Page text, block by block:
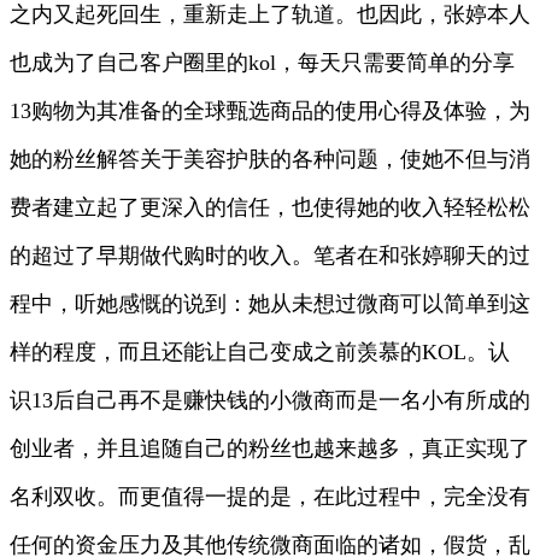
之内又起死回生，重新走上了轨道。也因此，张婷本人
也成为了自己客户圈里的kol，每天只需要简单的分享
13购物为其准备的全球甄选商品的使用心得及体验，为
她的粉丝解答关于美容护肤的各种问题，使她不但与消
费者建立起了更深入的信任，也使得她的收入轻轻松松
的超过了早期做代购时的收入。笔者在和张婷聊天的过
程中，听她感慨的说到：她从未想过微商可以简单到这
样的程度，而且还能让自己变成之前羡慕的KOL。认
识13后自己再不是赚快钱的小微商而是一名小有所成的
创业者，并且追随自己的粉丝也越来越多，真正实现了
名利双收。而更值得一提的是，在此过程中，完全没有
任何的资金压力及其他传统微商面临的诸如，假货，乱